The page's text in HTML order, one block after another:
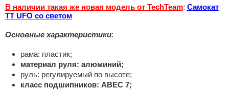
В наличии такая же новая модель от TechTeam: Самокат
TT UFO со светом
Основные характеристики:
рама: пластик;
материал руля: алюминий;
руль: регулируемый по высоте;
класс подшипников: ABEC 7;